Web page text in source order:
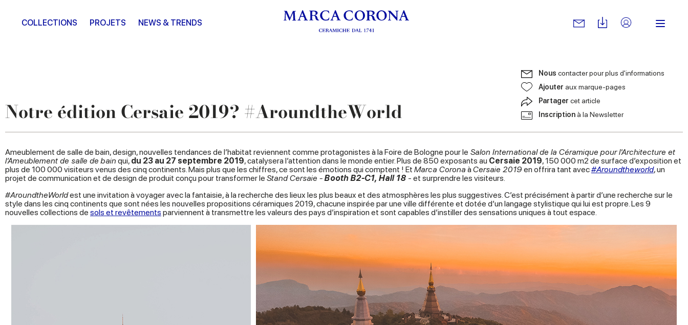
COLLECTIONS PROJETS NEWS & TRENDS
Notre édition Cersaie 2019? #AroundtheWorld
Nous contacter pour plus d'informations
Ajouter aux marque-pages
Partager cet article
Inscription à la Newsletter
Ameublement de salle de bain, design, nouvelles tendances de l’habitat reviennent comme protagonistes à la Foire de Bologne pour le Salon International de la Céramique pour l'Architecture et
l’Ameublement de salle de bain qui, du 23 au 27 septembre 2019, catalysera l’attention dans le monde entier. Plus de 850 exposants au Cersaie 2019, 150 000 m2 de surface d’exposition et
plus de 100 000 visiteurs venus des cinq continents. Mais plus que les chiffres, ce sont les émotions qui comptent ! Et Marca Corona à Cersaie 2019 en offrira tant avec#Aroundtheworld, un
projet de communication et de design de produit conçu pour transformer le Stand Cersaie -Booth B2-C1, Hall 18 - et surprendre les visiteurs.
#AroundtheWorldest une invitation à voyager avec la fantaisie, à la recherche des lieux les plus beaux et des atmosphères les plus suggestives. C’est précisément à partir d’une recherche sur le
style dans les cinq continents que sont nées les nouvelles propositions céramiques 2019, chacune inspirée par une ville différente et dotée d’un langage stylistique qui lui est propre. Les 9
nouvelles collections de sols et revêtements parviennent à transmettre les valeurs des pays d’inspiration et sont capables d’instiller des sensations uniques à tout espace.